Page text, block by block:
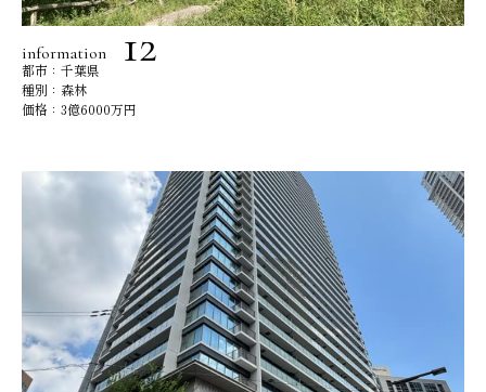
information
都市：千葉県
種別：森林
価格：3億6000万円